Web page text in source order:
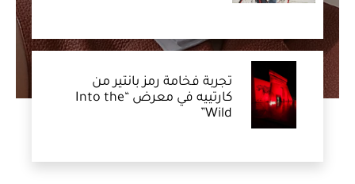
تجربة فخامة رمز بانتير من
كارتييه في معرض “Into the
Wild”